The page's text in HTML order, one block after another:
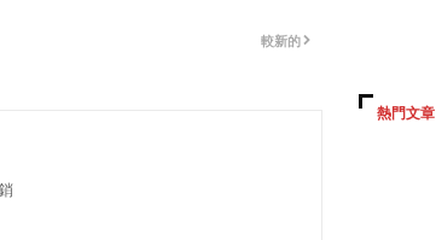
較新的
熱門文章